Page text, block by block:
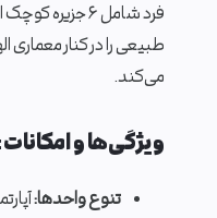
فرد شامل ۶
طبیعی را در کنار معماری
می‌کند.
ویژگی‌ها و
تنوع واحدها: